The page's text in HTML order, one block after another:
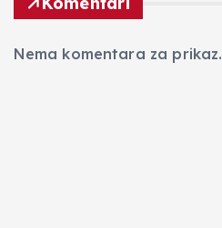
Nema komentara za prikaz.